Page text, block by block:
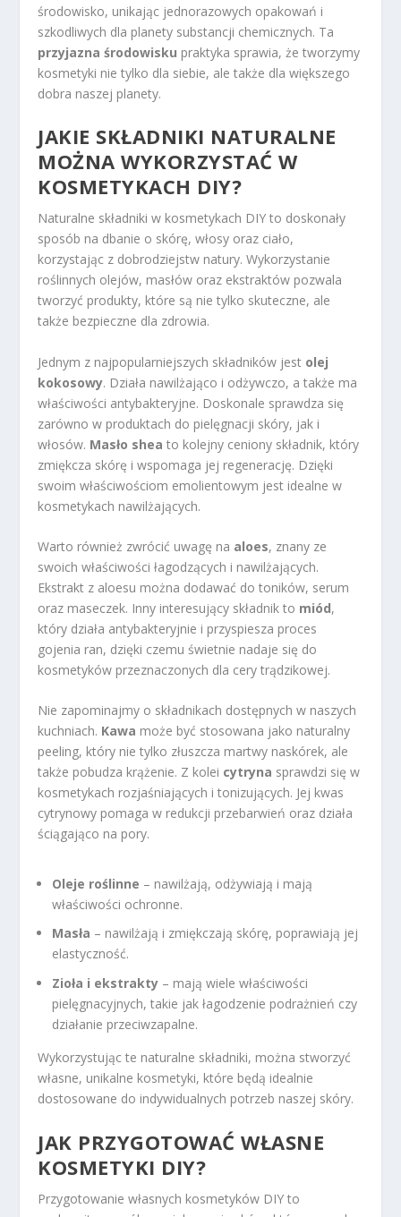
środowisko, unikając jednorazowych opakowań i
szkodliwych dla planety substancji chemicznych. Ta
przyjazna środowisku praktyka sprawia, że tworzymy
kosmetyki nie tylko dla siebie, ale także dla większego
dobra naszej planety.
JAKIE SKŁADNIKI NATURALNE
MOŻNA WYKORZYSTAĆ W
KOSMETYKACH DIY?
Naturalne składniki w kosmetykach DIY to doskonały
sposób na dbanie o skórę, włosy oraz ciało,
korzystając z dobrodziejstw natury. Wykorzystanie
roślinnych olejów, masłów oraz ekstraktów pozwala
tworzyć produkty, które są nie tylko skuteczne, ale
także bezpieczne dla zdrowia.
Jednym z najpopularniejszych składników jest olej
kokosowy. Działa nawilżająco i odżywczo, a także ma
właściwości antybakteryjne. Doskonale sprawdza się
zarówno w produktach do pielęgnacji skóry, jak i
włosów. Masło shea to kolejny ceniony składnik, który
zmiękcza skórę i wspomaga jej regenerację. Dzięki
swoim właściwościom emolientowym jest idealne w
kosmetykach nawilżających.
Warto również zwrócić uwagę na aloes, znany ze
swoich właściwości łagodzących i nawilżających.
Ekstrakt z aloesu można dodawać do toników, serum
oraz maseczek. Inny interesujący składnik to miód,
który działa antybakteryjnie i przyspiesza proces
gojenia ran, dzięki czemu świetnie nadaje się do
kosmetyków przeznaczonych dla cery trądzikowej.
Nie zapominajmy o składnikach dostępnych w naszych
kuchniach. Kawa może być stosowana jako naturalny
peeling, który nie tylko złuszcza martwy naskórek, ale
także pobudza krążenie. Z kolei cytryna sprawdzi się w
kosmetykach rozjaśniających i tonizujących. Jej kwas
cytrynowy pomaga w redukcji przebarwień oraz działa
ściągająco na pory.
Oleje roślinne – nawilżają, odżywiają i mają
właściwości ochronne.
Masła – nawilżają i zmiękczają skórę, poprawiają jej
elastyczność.
Zioła i ekstrakty – mają wiele właściwości
pielęgnacyjnych, takie jak łagodzenie podrażnień czy
działanie przeciwzapalne.
Wykorzystując te naturalne składniki, można stworzyć
własne, unikalne kosmetyki, które będą idealnie
dostosowane do indywidualnych potrzeb naszej skóry.
JAK PRZYGOTOWAĆ WŁASNE
KOSMETYKI DIY?
Przygotowanie własnych kosmetyków DIY to